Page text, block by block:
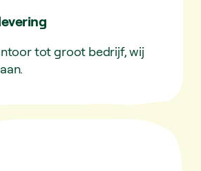
tot groot bedrijf, wij